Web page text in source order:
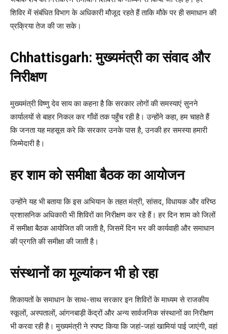
शिविर में संबंधित विभाग के अधिकारी मौजूद रहते हैं ताकि मौके पर ही समाधान की
प्रक्रिया तेज की जा सके।
Chhattisgarh: मुख्यमंत्री का संवाद और
निरीक्षण
मुख्यमंत्री विष्णु देव साय का कहना है कि सरकार लोगों की समस्याएं सुनने
कार्यालयों से बाहर निकल कर गाँवों तक पहुँच रही है। उन्होंने कहा, हम चाहते हैं
कि जनता यह महसूस करे कि सरकार उनके पास है, उनकी हर समस्या हमारी
जिम्मेदारी है।
हर शाम को समीक्षा बैठक का आयोजन
उन्होंने यह भी बताया कि इस अभियान के तहत मंत्री, सांसद, विधायक और वरिष्ठ
प्रशासनिक अधिकारी भी शिविरों का निरीक्षण कर रहे हैं। हर दिन शाम को जिलों
में समीक्षा बैठक आयोजित की जाती है, जिसमें दिन भर की कार्यवाही और समाधान
की प्रगति की समीक्षा की जाती है।
संस्थानों का मूल्यांकन भी हो रहा
शिकायतों के समाधान के साथ-साथ सरकार इन शिविरों के माध्यम से राजकीय
स्कूलों, अस्पतालों, आंगनबाड़ी केंद्रों और अन्य सार्वजनिक संस्थानों का निरीक्षण
भी करवा रही है। मुख्यमंत्री ने स्पष्ट किया कि जहां-जहां खामियां पाई जाएंगी, वहां